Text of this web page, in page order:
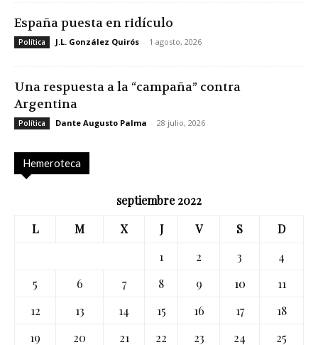
España puesta en ridículo
Política J.L. González Quirós - 1 agosto, 2026
Una respuesta a la “campaña” contra
Argentina
Política Dante Augusto Palma - 28 julio, 2026
Hemeroteca
septiembre 2022
L
M X J V S
D
1
2 3
4
5
6 7 8 9 10
11
12
13 14 15 16 17
18
19
20 21 22 23 24
25